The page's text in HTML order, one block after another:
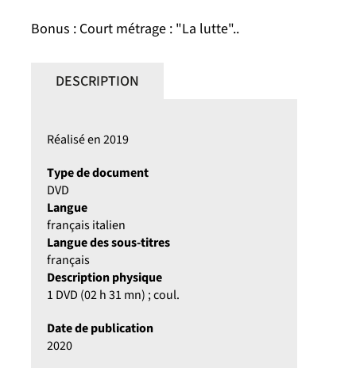
Bonus : Court métrage : "La lutte"..
DESCRIPTION
Réalisé en 2019
Type de document
DVD
Langue
français italien
Langue des sous-titres
français
Description physique
1 DVD (02 h 31 mn) ; coul.
Date de publication
2020